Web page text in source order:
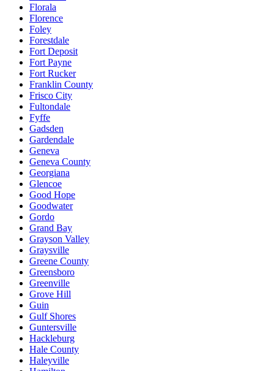
Florala
Florence
Foley
Forestdale
Fort Deposit
Fort Payne
Fort Rucker
Franklin County
Frisco City
Fultondale
Fyffe
Gadsden
Gardendale
Geneva
Geneva County
Georgiana
Glencoe
Good Hope
Goodwater
Gordo
Grand Bay
Grayson Valley
Graysville
Greene County
Greensboro
Greenville
Grove Hill
Guin
Gulf Shores
Guntersville
Hackleburg
Hale County
Haleyville